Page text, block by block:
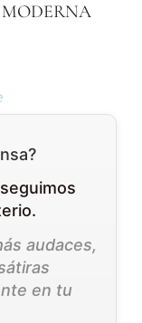
audaces,
en tu